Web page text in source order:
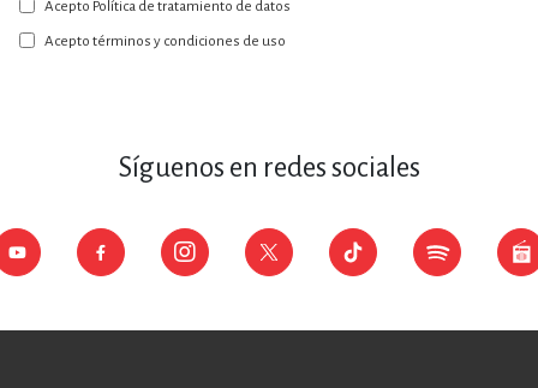
nuestro
boletín:
Acepto Política de tratamiento de datos
Acepto términos y condiciones de uso
Síguenos en redes sociales